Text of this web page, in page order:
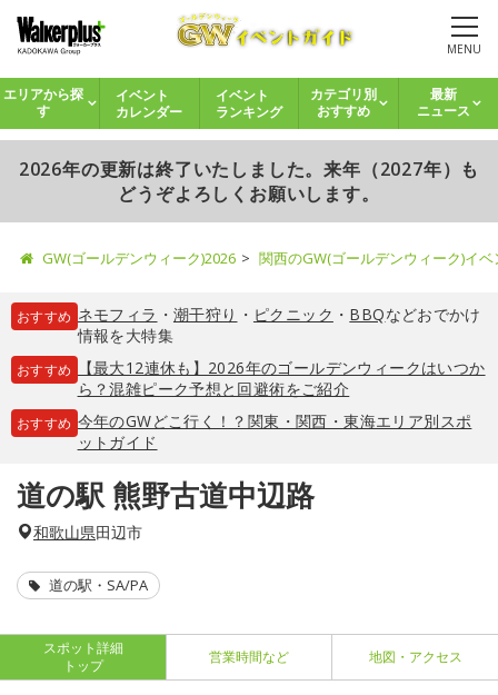
MENU
エリアから探
す
イベント
カレンダー
イベント
ランキング
カテゴリ別
おすすめ
最新
ニュース
2026年の更新は終了いたしました。来年（2027年）も
どうぞよろしくお願いします。
GW(ゴールデンウィーク)2026 関西のGW(ゴールデンウィーク)イ
おすすめ ネモフィラ ・ 潮干狩り ・ ピクニック ・ BBQなどおでかけ
情報を大特集
おすすめ
【最大12連休も】2026年のゴールデンウィークはいつか
ら？混雑ピーク予想と回避術をご紹介
おすすめ 今年のGWどこ行く！？関東・関西・東海エリア別スポ
ットガイド
道の駅 熊野古道中辺路
和歌山県田辺市
道の駅・SA/PA
スポット詳細
トップ
営業時間など 地図・アクセス